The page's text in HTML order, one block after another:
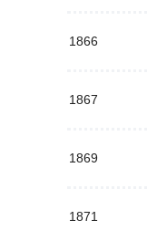
1866
1867
1869
1871